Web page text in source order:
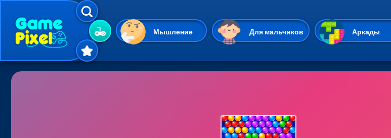
Мышление Для мальчиков Аркады
Гиперказуальные Казуальные Веселые
Unity